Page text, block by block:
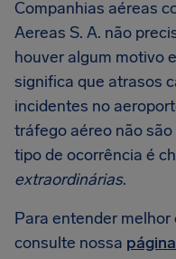
Companhias aéreas
Aereas S. A. não
houver algum motivo
significa que atrasos
incidentes no
tráfego aéreo não
tipo de ocorrência é
extraordinárias.
Para entender melhor
consulte nossa